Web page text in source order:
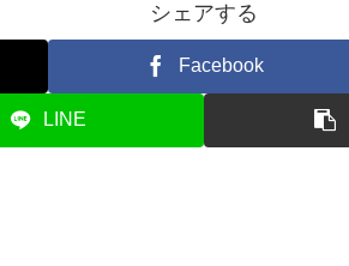
シェアする
Facebook
LINE